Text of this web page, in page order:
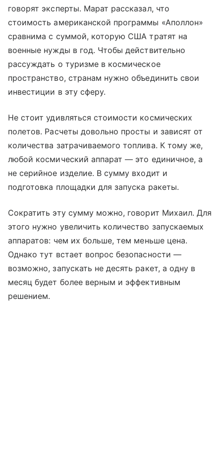
говорят эксперты. Марат рассказал, что
стоимость американской программы «Аполлон»
сравнима с суммой, которую США тратят на
военные нужды в год. Чтобы действительно
рассуждать о туризме в космическое
пространство, странам нужно объединить свои
инвестиции в эту сферу.
Не стоит удивляться стоимости космических
полетов. Расчеты довольно просты и зависят от
количества затрачиваемого топлива. К тому же,
любой космический аппарат — это единичное, а
не серийное изделие. В сумму входит и
подготовка площадки для запуска ракеты.
Сократить эту сумму можно, говорит Михаил. Для
этого нужно увеличить количество запускаемых
аппаратов: чем их больше, тем меньше цена.
Однако тут встает вопрос безопасности —
возможно, запускать не десять ракет, а одну в
месяц будет более верным и эффективным
решением.